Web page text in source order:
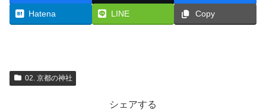
Hatena LINE Copy
02. 京都の神社
シェアする